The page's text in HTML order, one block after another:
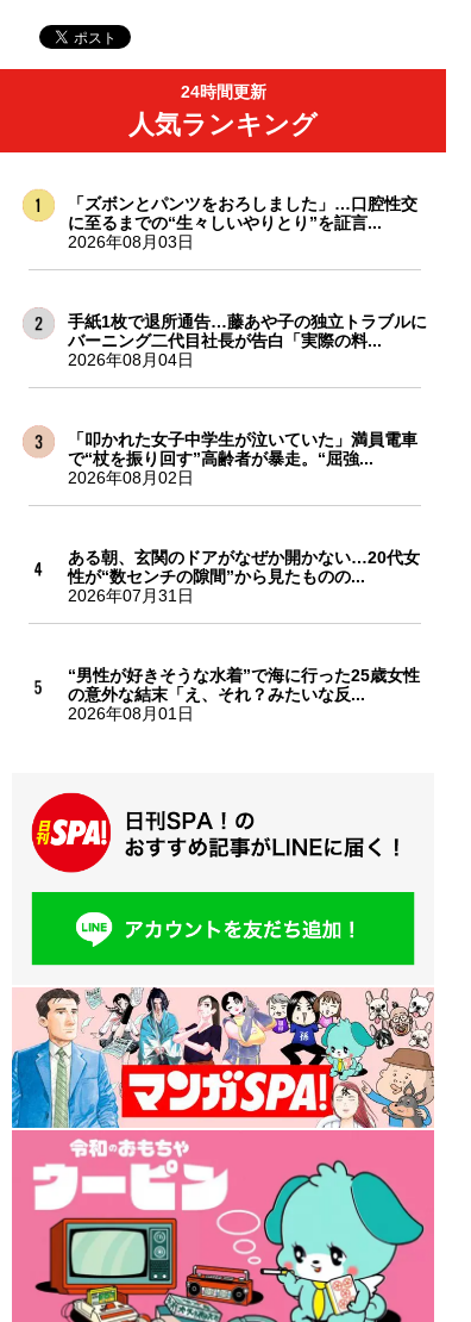
24時間更新
人気ランキング
「ズボンとパンツをおろしました」…口腔性交
に至るまでの“生々しいやりとり”を証言...
2026年08月03日
手紙1枚で退所通告…藤あや子の独立トラブルに
バーニング二代目社長が告白「実際の料...
2026年08月04日
「叩かれた女子中学生が泣いていた」満員電車
で“杖を振り回す”高齢者が暴走。“屈強...
2026年08月02日
ある朝、玄関のドアがなぜか開かない…20代女
性が“数センチの隙間”から見たものの...
2026年07月31日
“男性が好きそうな水着”で海に行った25歳女性
の意外な結末「え、それ？みたいな反...
2026年08月01日